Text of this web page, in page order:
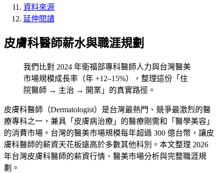
資料來源
延伸閱讀
皮膚科醫師薪水與職涯規劃
我們比對 2024 年衛福部專科醫師人力與台灣醫美
市場規模成長率（年 +12–15%），整理這份「住
院醫師 → 主治 → 開業」的真實路徑。
皮膚科醫師（Dermatologist）是台灣最熱門、競爭最激烈的醫
療專科之一，兼具「皮膚病治療」的醫療剛需和「醫學美容」
的消費市場。台灣的醫美市場規模每年超過 300 億台幣，讓皮
膚科醫師的薪資天花板遠高於多數其他科別。本文整理 2026
年台灣皮膚科醫師的薪資行情、醫美市場分析與完整職涯規
劃。